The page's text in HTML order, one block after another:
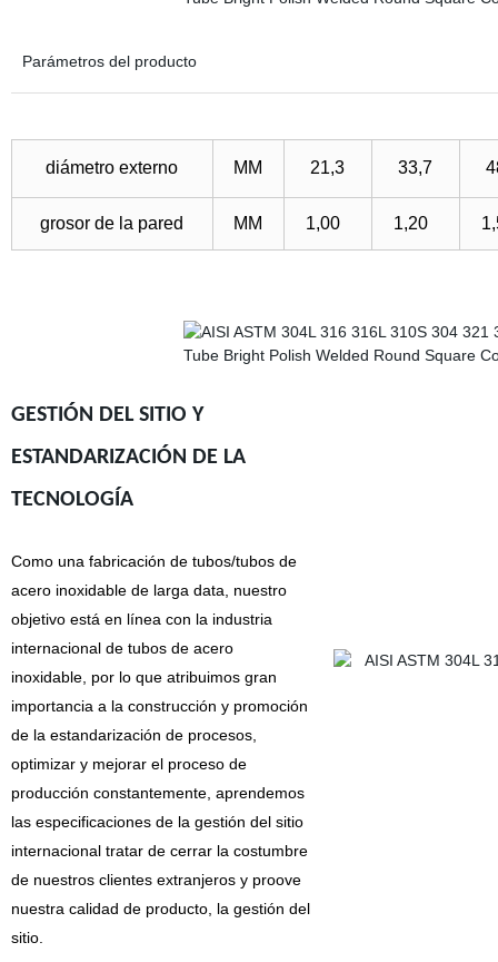
Parámetros del producto
diámetro externo MM 21,3 33,7
grosor de la pared MM 1,00 1,20
GESTIÓN DEL SITIO Y
ESTANDARIZACIÓN DE LA
TECNOLOGÍA
Como una fabricación de tubos/tubos de
acero inoxidable de larga data, nuestro
objetivo está en línea con la industria
internacional de tubos de acero
inoxidable, por lo que atribuimosgran
importancia a la construcción y promoción
de la estandarización de procesos,
optimizar y mejorarel proceso de
producción constantemente, aprendemos
lasespecificaciones de la gestión del sitio
internacional tratar de cerrarla costumbre
de nuestros clientes extranjeros y proove
nuestra calidad de producto, la gestión del
sitio.